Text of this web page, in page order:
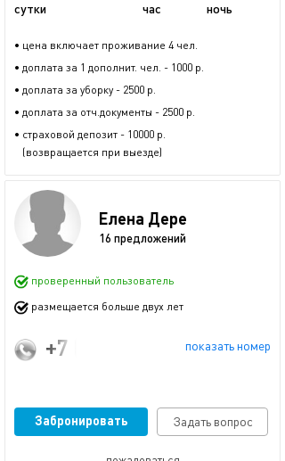
сутки
час
ночь
• цена включает проживание 4 чел.
• доплата за 1 дополнит. чел. - 1000 р.
• доплата за уборку - 2500 р.
• доплата за отч.документы - 2500 р.
• страховой депозит - 10000 р.
(возвращается при выезде)
Елена Дере
16 предложений
проверенный пользователь
размещается больше двух лет
показать номер
+7 (911) 113-67-75
Забронировать Задать вопрос